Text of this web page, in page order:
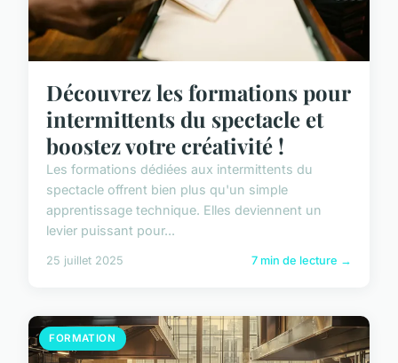
Découvrez les formations pour
intermittents du spectacle et
boostez votre créativité !
Les formations dédiées aux intermittents du
spectacle offrent bien plus qu'un simple
apprentissage technique. Elles deviennent un
levier puissant pour...
25 juillet 2025 7 min de lecture →
FORMATION